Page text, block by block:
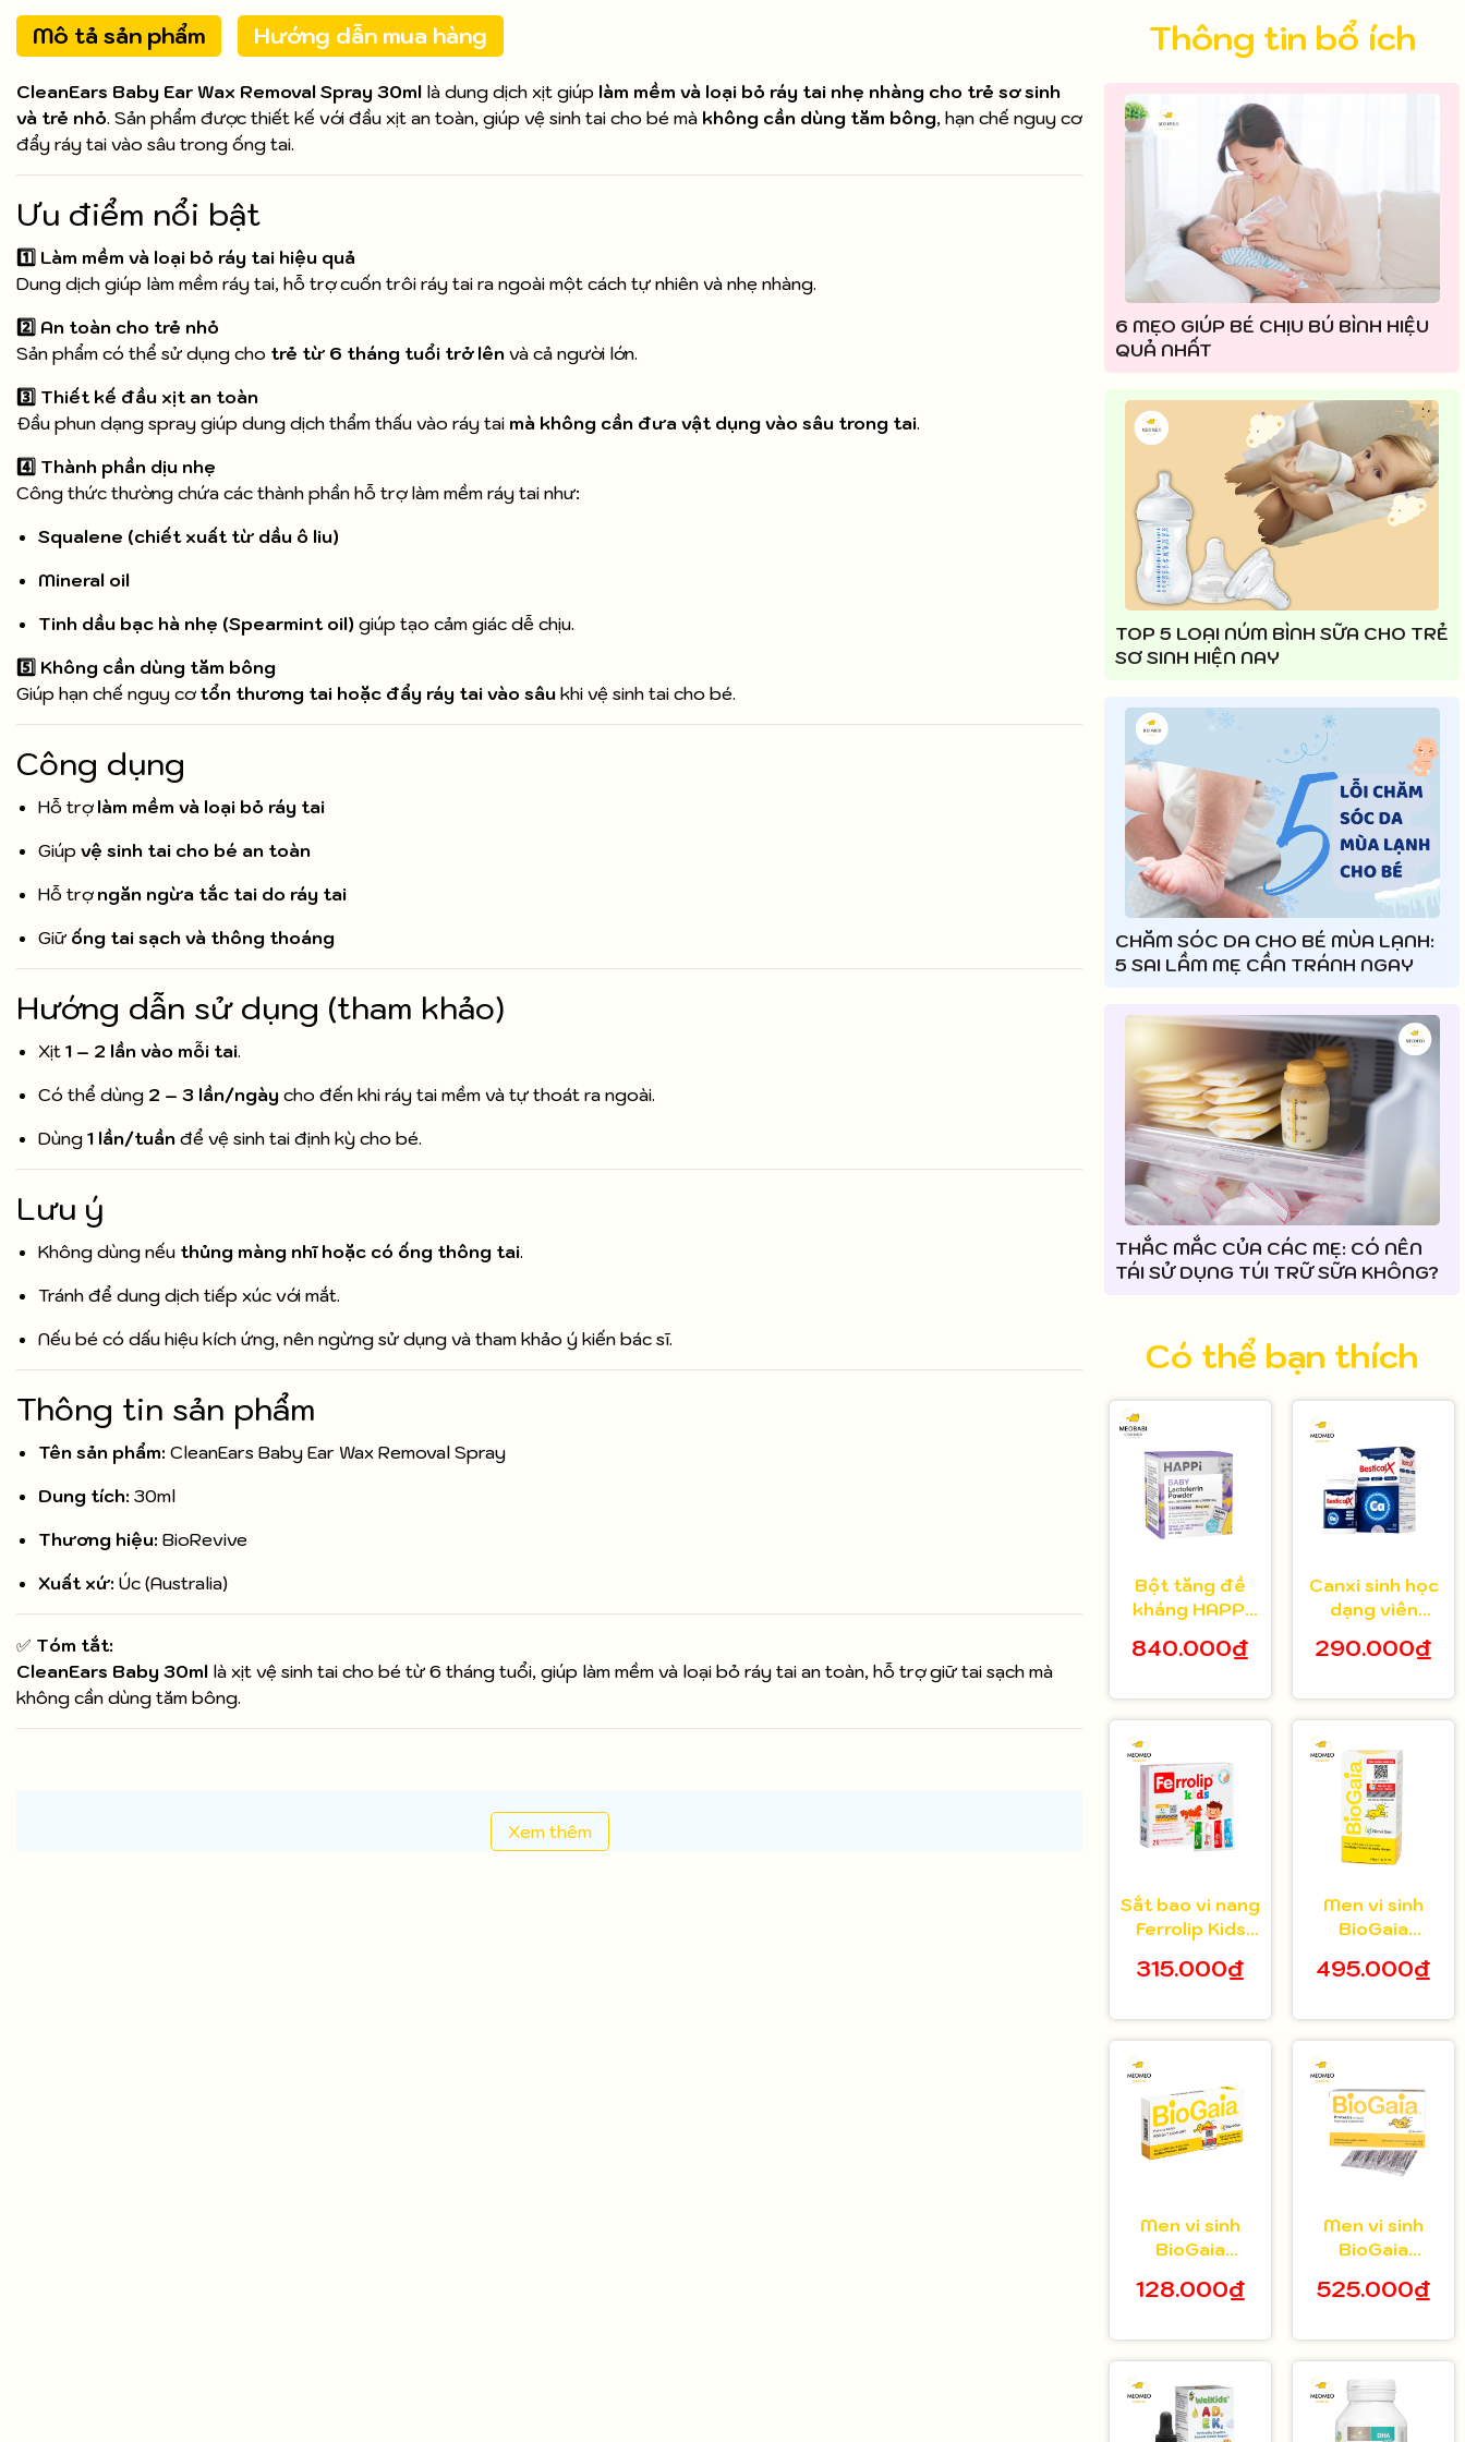
Mô tả sản phẩm Hướng dẫn mua hàng
CleanEars Baby Ear Wax Removal Spray 30ml là dung dịch xịt giúp làm mềm và loại bỏ ráy tai nhẹ nhàng cho trẻ sơ sinh
và trẻ nhỏ. Sản phẩm được thiết kế với đầu xịt an toàn, giúp vệ sinh tai cho bé mà không cần dùng tăm bông, hạn chế nguy cơ
đẩy ráy tai vào sâu trong ống tai.
Ưu điểm nổi bật
1️⃣ Làm mềm và loại bỏ ráy tai hiệu quả
Dung dịch giúp làm mềm ráy tai, hỗ trợ cuốn trôi ráy tai ra ngoài một cách tự nhiên và nhẹ nhàng.
2️⃣ An toàn cho trẻ nhỏ
Sản phẩm có thể sử dụng cho trẻ từ 6 tháng tuổi trở lên và cả người lớn.
3️⃣ Thiết kế đầu xịt an toàn
Đầu phun dạng spray giúp dung dịch thẩm thấu vào ráy tai mà không cần đưa vật dụng vào sâu trong tai.
4️⃣ Thành phần dịu nhẹ
Công thức thường chứa các thành phần hỗ trợ làm mềm ráy tai như:
Squalene (chiết xuất từ dầu ô liu)
Mineral oil
Tinh dầu bạc hà nhẹ (Spearmint oil) giúp tạo cảm giác dễ chịu.
5️⃣ Không cần dùng tăm bông
Giúp hạn chế nguy cơtổn thương tai hoặc đẩy ráy tai vào sâu khi vệ sinh tai cho bé.
Công dụng
Hỗ trợlàm mềm và loại bỏ ráy tai
Giúp vệ sinh tai cho bé an toàn
Hỗ trợngăn ngừa tắc tai do ráy tai
Giữ ống tai sạch và thông thoáng
Hướng dẫn sử dụng (tham khảo)
Xịt 1 – 2 lần vào mỗi tai.
Có thể dùng 2 – 3 lần/ngày cho đến khi ráy tai mềm và tự thoát ra ngoài.
Dùng 1 lần/tuần để vệ sinh tai định kỳ cho bé.
Lưu ý
Không dùng nếu thủng màng nhĩ hoặc có ống thông tai.
Tránh để dung dịch tiếp xúc với mắt.
Nếu bé có dấu hiệu kích ứng, nên ngừng sử dụng và tham khảo ý kiến bác sĩ.
Thông tin sản phẩm
Tên sản phẩm: CleanEars Baby Ear Wax Removal Spray
Dung tích: 30ml
Thương hiệu: BioRevive
Xuất xứ: Úc (Australia)
✅ Tóm tắt:
CleanEars Baby 30ml là xịt vệ sinh tai cho bé từ 6 tháng tuổi, giúp làm mềm và loại bỏ ráy tai an toàn, hỗ trợ giữ tai sạch mà
không cần dùng tăm bông.
Xem thêm
Thông tin bổ ích
6 MẸO GIÚP BÉ CHỊU BÚ BÌNH HIỆU
QUẢ NHẤT
TOP 5 LOẠI NÚM BÌNH SỮA CHO TRẺ
SƠ SINH HIỆN NAY
CHĂM SÓC DA CHO BÉ MÙA LẠNH:
5 SAI LẦM MẸ CẦN TRÁNH NGAY
THẮC MẮC CỦA CÁC MẸ: CÓ NÊN
TÁI SỬ DỤNG TÚI TRỮ SỮA KHÔNG?
Có thể bạn thích
Bột tăng đề
kháng HAPPi
Baby Úc cho
tuổi
840.000₫
Canxi sinh học
dạng viên
bé từ 8 tuổi 30
290.000₫
Sắt bao vi nang
Ferrolip Kids
tuổi hộp 20 gói
315.000₫
Men vi sinh
BioGaia
bé 5ml
495.000₫
Men vi sinh
BioGaia
viên hộp 10
128.000₫
Men vi sinh
BioGaia
bột hộp 30 gói
525.000₫